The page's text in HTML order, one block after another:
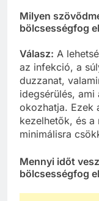
Milyen
bölcsességfog
Válasz: A
az infekció, a
duzzanat,
idegsérülés,
okozhatja. Ezek
kezelhetők, és
minimálisra
Mennyi időt
bölcsességfog